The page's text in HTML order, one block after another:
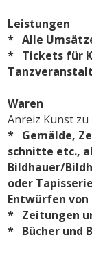
Leistungen
* Alle
* Tickets für
Waren
Anreiz Kunst
* Gemälde,
schnitte etc.,
Bildhauer/
oder
Entwürfen
* Zeitungen
* Bücher und